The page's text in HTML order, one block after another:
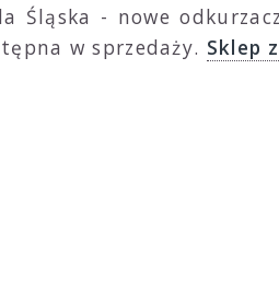
Śląska - nowe
w sprzedaży. Sklep